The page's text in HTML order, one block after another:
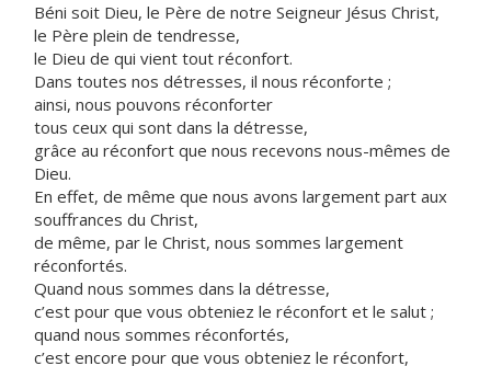
Béni soit Dieu, le Père de notre Seigneur Jésus Christ,
le Père plein de tendresse,
le Dieu de qui vient tout réconfort.
Dans toutes nos détresses, il nous réconforte ;
ainsi, nous pouvons réconforter
tous ceux qui sont dans la détresse,
grâce au réconfort que nous recevons nous-mêmes de
Dieu.
En effet, de même que nous avons largement part aux
souffrances du Christ,
de même, par le Christ, nous sommes largement
réconfortés.
Quand nous sommes dans la détresse,
c’est pour que vous obteniez le réconfort et le salut ;
quand nous sommes réconfortés,
c’est encore pour que vous obteniez le réconfort,